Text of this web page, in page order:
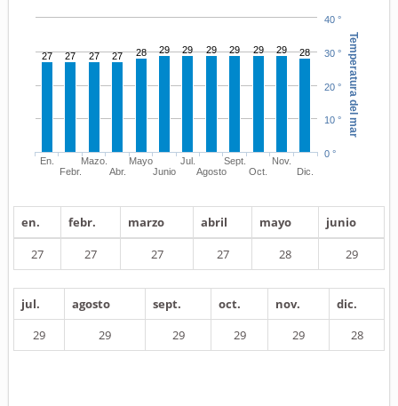
Temperatura del mar
27 27 27 27 28 29 29 29 29 29 29 28
En.
Febr.
Mazo.
Abr.
Mayo
Junio
Jul.
Agosto
Sept.
Oct.
Nov.
Dic.
0 °
10 °
20 °
30 °
40 °
en. febr. marzo abril mayo
junio
27
27 27 27 28 29
jul. agosto sept. oct. nov.
dic.
29
29 29 29 29 28